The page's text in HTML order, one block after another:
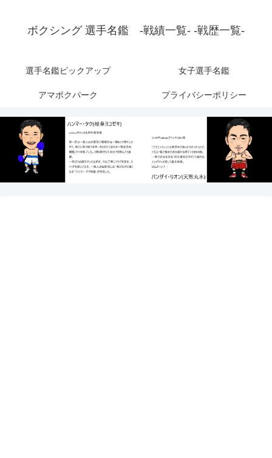
ボクシング 選手名鑑 -戦績一覧- -戦歴一覧-
選手名鑑ピックアップ 女子選手名鑑
アマボクパーク プライバシーポリシー